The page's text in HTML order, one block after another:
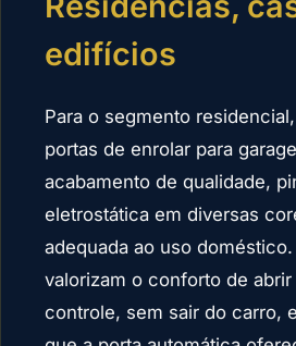
edifícios
Para o segmento
portas de enrolar para
acabamento de qualidade,
eletrostática em diversas
adequada ao uso
valorizam o conforto de
controle, sem sair do carro,